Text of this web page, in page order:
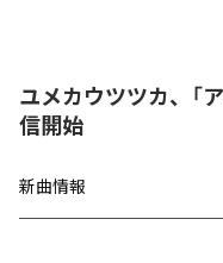
ユメカウツツカ、「
信開始
新曲情報